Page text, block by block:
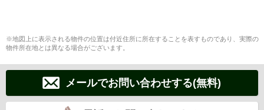
※地図上に表示される物件の位置は付近住所に所在することを表すものであり、実際の
物件所在地とは異なる場合がございます。
メールでお問い合わせする(無料)